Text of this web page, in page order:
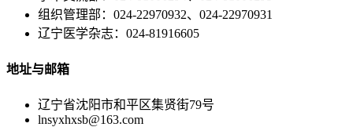
组织管理部：024-22970932、024-22970931
辽宁医学杂志：024-81916605
地址与邮箱
辽宁省沈阳市和平区集贤街79号
lnsyxhxsb@163.com